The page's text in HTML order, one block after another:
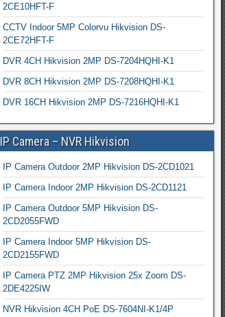
2CE10HFT-F
CCTV Indoor 5MP Colorvu Hikvision DS-
2CE72HFT-F
DVR 4CH Hikvision 2MP DS-7204HQHI-K1
DVR 8CH Hikvision 2MP DS-7208HQHI-K1
DVR 16CH Hikvision 2MP DS-7216HQHI-K1
IP Camera – NVR Hikvision
IP Camera Outdoor 2MP Hikvision DS-2CD1021
IP Camera Indoor 2MP Hikvision DS-2CD1121
IP Camera Outdoor 5MP Hikvision DS-
2CD2055FWD
IP Camera Indoor 5MP Hikvision DS-
2CD2155FWD
IP Camera PTZ 2MP Hikvision 25x Zoom DS-
2DE4225IW
NVR Hikvision 4CH PoE DS-7604NI-K1/4P